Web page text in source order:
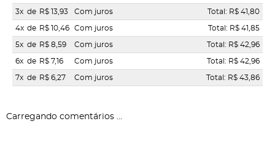
3x de R$ 13,93 Com juros Total: R$ 41,80
4x de R$ 10,46 Com juros Total: R$ 41,85
5x de R$ 8,59 Com juros Total: R$ 42,96
6x de R$ 7,16 Com juros Total: R$ 42,96
7x de R$ 6,27 Com juros Total: R$ 43,86
Carregando comentários ...